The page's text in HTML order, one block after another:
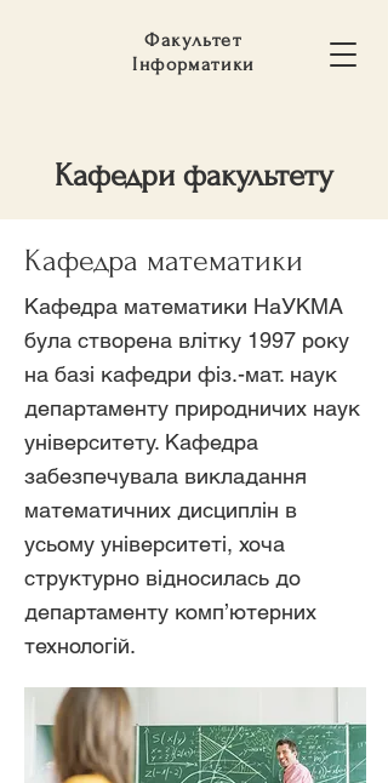
Факультет
Інформатики
Кафедри факультету
Кафедра математики
Кафедра математики НаУКМА
була створена влітку 1997 року
на базі кафедри фіз.-мат. наук
департаменту природничих наук
університету. Кафедра
забезпечувала викладання
математичних дисциплін в
усьому університеті, хоча
структурно відносилась до
департаменту комп’ютерних
технологій.